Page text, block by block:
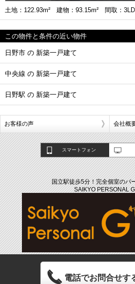
土地：122.93m² 建物：93.15m² 間取：
この物件と条件の近い物件
日野市 の 新築一戸建て
中央線 の 新築一戸建て
日野駅 の 新築一戸建て
お客様の声 会社概
スマートフォン
国立駅徒歩5分！完全個室のパ
SAIKYO PERSONAL
電話でお問合せす